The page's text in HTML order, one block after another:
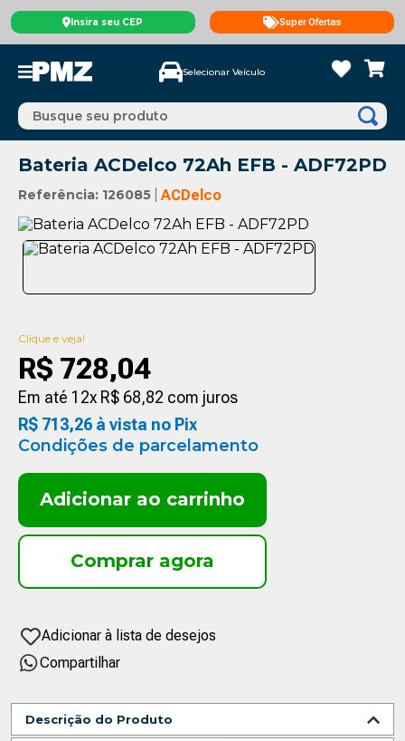
Insira seu CEP Super Ofertas
Selecionar Veículo
Busque seu produto
Bateria ACDelco 72Ah EFB - ADF72PD
Referência: 126085 ACDelco
Clique e veja!
R$ 728,04
Em até 12x R$ 68,82 com juros
R$ 713,26 à vista no Pix
Condições de parcelamento
Adicionar ao carrinho
Compartilhar
Descrição do Produto